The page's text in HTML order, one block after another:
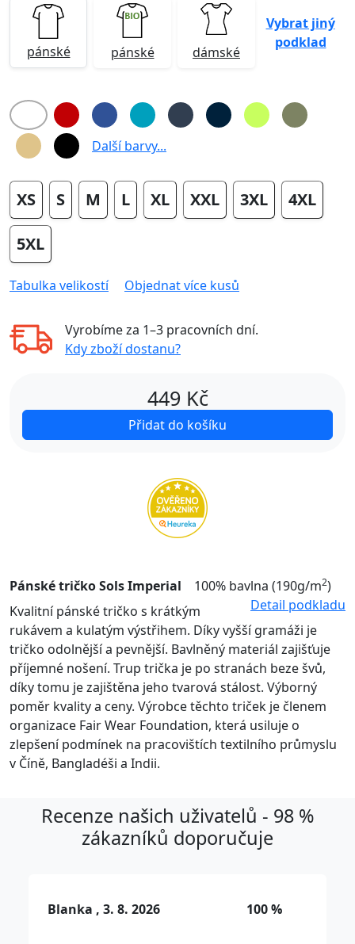
pánské pánské dámské
Vybrat jiný
podklad
Další barvy...
XS S M L XL XXL 3XL 4XL
5XL
Tabulka velikostí Objednat více kusů
Vyrobíme za 1–3 pracovních dní.
Kdy zboží dostanu?
449 Kč
Přidat do košíku
Pánské tričko Sols Imperial 100% bavlna (190g/m2)
Detail podkladu
Kvalitní pánské tričko s krátkým
rukávem a kulatým výstřihem. Díky vyšší gramáži je
tričko odolnější a pevnější. Bavlněný materiál zajišťuje
příjemné nošení. Trup trička je po stranách beze švů,
díky tomu je zajištěna jeho tvarová stálost. Výborný
poměr kvality a ceny. Výrobce těchto triček je členem
organizace Fair Wear Foundation, která usiluje o
zlepšení podmínek na pracovištích textilního průmyslu
v Číně, Bangladéši a Indii.
Recenze našich uživatelů - 98 %
zákazníků doporučuje
Blanka , 3. 8. 2026 100 %